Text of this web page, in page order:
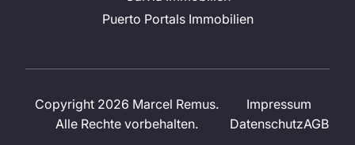
Puerto Portals Immobilien
Copyright 2026 Marcel Remus.
Alle Rechte vorbehalten.
Impressum
DatenschutzAGB